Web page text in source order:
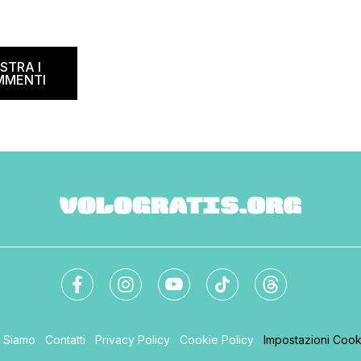
and breakfast, giunta
I
Siamo Contatti Privacy Policy Cookie Policy Impostazioni